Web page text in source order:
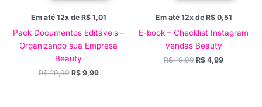
Em até 12x de R$1,01
Pack Documentos Editáveis –
Organizando sua Empresa
Beauty
R$29,90 R$9,99
Em até 12x de R$0,51
E-book – Checklist Instagram
vendas Beauty
R$19,90 R$ 4,99